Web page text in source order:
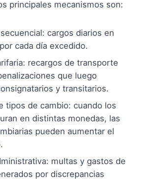
principales mecanismos son:
secuencial: cargos diarios en
cada día excedido.
recargos de transporte
que luego
y transitarios.
tipos de cambio: cuando los
en distintas monedas, las
pueden aumentar el
multas y gastos de
por discrepancias